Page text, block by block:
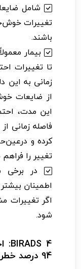
شامل
تغییرات
باشند.
تا تغییرات
زمانی به
از ضایعات
این مدت،
فاصله زمانی
کرده و
تغییر را
در برخی
اطمینان
اگر تغییرات
شود.
94 درصد خطر بدخیمی)